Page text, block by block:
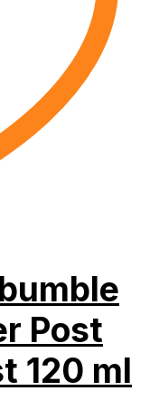
Post
120 ml